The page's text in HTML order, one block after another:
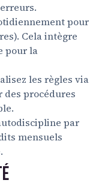
pour
Cela intègre
pour la
les règles via
des procédures
par
mensuels